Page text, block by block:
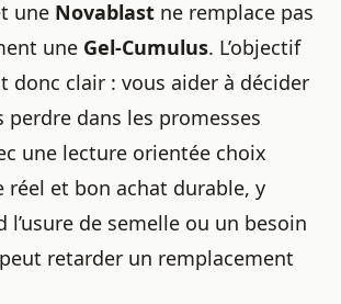
une Novablast ne remplace pas
une Gel-Cumulus. L’objectif
donc clair : vous aider à décider
perdre dans les promesses
une lecture orientée choix
réel et bon achat durable, y
l’usure de semelle ou un besoin
retarder un remplacement